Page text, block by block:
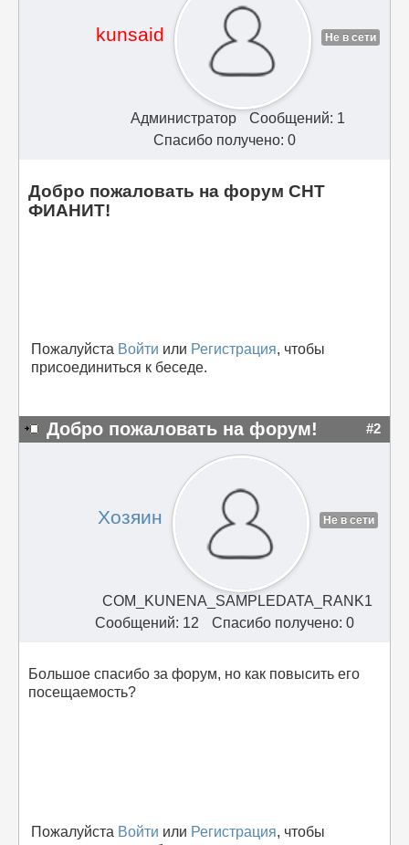
kunsaid Не в сети
Администратор
Сообщений: 1
Спасибо получено: 0
Добро пожаловать на форум СНТ
ФИАНИТ!
Пожалуйста Войти или Регистрация, чтобы
присоединиться к беседе.
Добро пожаловать на форум! #2
Хозяин Не в сети
COM_KUNENA_SAMPLEDATA_RANK1
Сообщений: 12
Спасибо получено: 0
Большое спасибо за форум, но как повысить его
посещаемость?
Пожалуйста Войти или Регистрация, чтобы